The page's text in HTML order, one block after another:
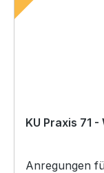
KU Praxis 71
Anregungen